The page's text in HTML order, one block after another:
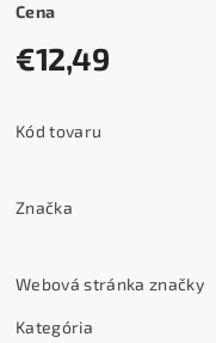
Cena
€12,49
Kód tovaru
Značka
Webová stránka značky
Kategória